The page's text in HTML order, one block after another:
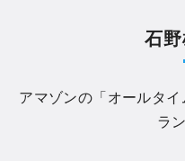
石
アマゾンの「オールタ
ラ